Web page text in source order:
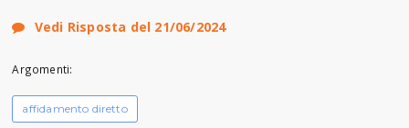
Vedi Risposta del 21/06/2024
Argomenti:
affidamento diretto